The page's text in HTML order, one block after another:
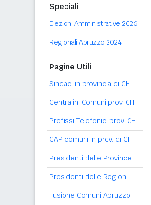
Speciali
Elezioni Amministrative 2026
Regionali Abruzzo 2024
Pagine Utili
Sindaci in provincia di CH
Centralini Comuni prov. CH
Prefissi Telefonici prov. CH
CAP comuni in prov. di CH
Presidenti delle Province
Presidenti delle Regioni
Fusione Comuni Abruzzo